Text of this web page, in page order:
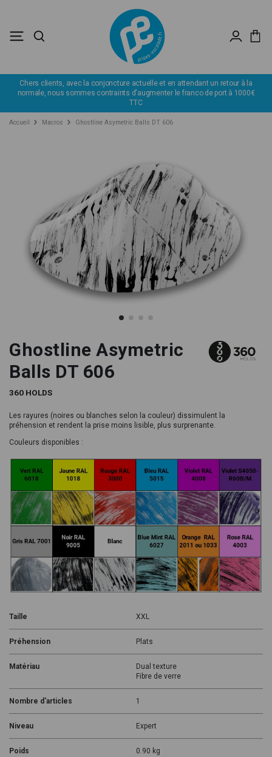
Déstockage : profitez de remise jusqu'à -60%. J’en profite
Accueil Macros Ghostline Asymetric Balls DT 606
Ghostline Asymetric
Balls DT 606
360 HOLDS
Les rayures (noires ou blanches selon la couleur) dissimulent la
préhension et rendent la prise moins lisible, plus surprenante.
Couleurs disponibles :
Taille XXL
Préhension Plats
Matériau
Dual texture
Fibre de verre
Nombre d'articles 1
Niveau Expert
Poids 0.90 kg